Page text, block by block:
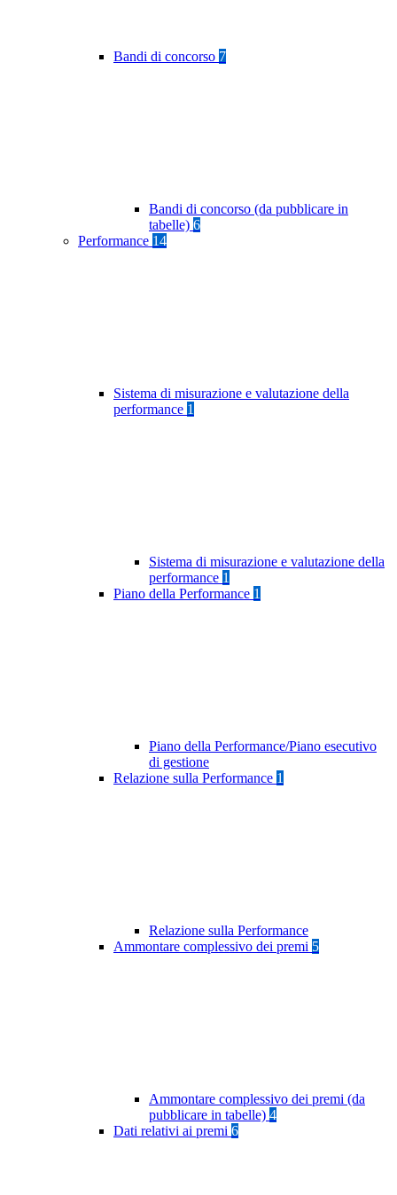
Bandi di concorso 7
Bandi di concorso (da pubblicare in
tabelle) 6
Performance 14
Sistema di misurazione e valutazione della
performance 1
Sistema di misurazione e valutazione della
performance 1
Piano della Performance 1
Piano della Performance/Piano esecutivo
di gestione
Relazione sulla Performance 1
Relazione sulla Performance
Ammontare complessivo dei premi 5
Ammontare complessivo dei premi (da
pubblicare in tabelle) 4
Dati relativi ai premi 6